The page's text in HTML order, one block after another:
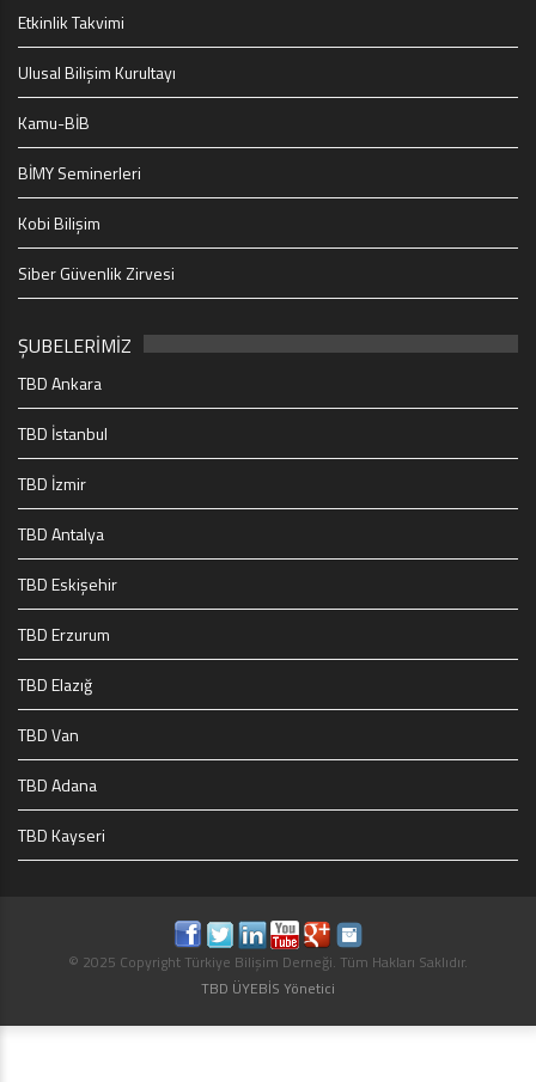
Etkinlik Takvimi
Ulusal Bilişim Kurultayı
Kamu-BİB
BİMY Seminerleri
Kobi Bilişim
Siber Güvenlik Zirvesi
ŞUBELERİMİZ
TBD Ankara
TBD İstanbul
TBD İzmir
TBD Antalya
TBD Eskişehir
TBD Erzurum
TBD Elazığ
TBD Van
TBD Adana
TBD Kayseri
© 2025 Copyright Türkiye Bilişim Derneği. Tüm Hakları Saklıdır.
TBD ÜYEBİS Yönetici